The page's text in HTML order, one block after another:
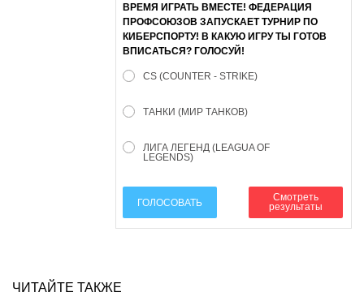
ВРЕМЯ ИГРАТЬ ВМЕСТЕ! ФЕДЕРАЦИЯ
ПРОФСОЮЗОВ ЗАПУСКАЕТ ТУРНИР ПО
КИБЕРСПОРТУ! В КАКУЮ ИГРУ ТЫ ГОТОВ
ВПИСАТЬСЯ? ГОЛОСУЙ!
CS (COUNTER - STRIKE)
ТАНКИ (МИР ТАНКОВ)
ЛИГА ЛЕГЕНД (LEAGUA OF
LEGENDS)
ГОЛОСОВАТЬ
Смотреть
результаты
ЧИТАЙТЕ ТАКЖЕ